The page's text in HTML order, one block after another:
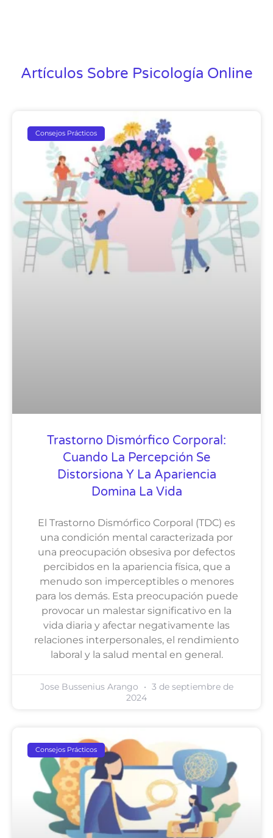
Artículos Sobre Psicología Online
Consejos Prácticos
Trastorno Dismórfico Corporal:
Cuando La Percepción Se
Distorsiona Y La Apariencia
Domina La Vida
El Trastorno Dismórfico Corporal (TDC) es
una condición mental caracterizada por
una preocupación obsesiva por defectos
percibidos en la apariencia física, que a
menudo son imperceptibles o menores
para los demás. Esta preocupación puede
provocar un malestar significativo en la
vida diaria y afectar negativamente las
relaciones interpersonales, el rendimiento
laboral y la salud mental en general.
Jose Bussenius Arango
3 de septiembre de
2024
Consejos Prácticos